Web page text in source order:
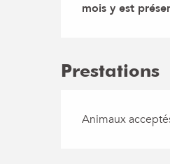
mois y est
Prestations
Animaux